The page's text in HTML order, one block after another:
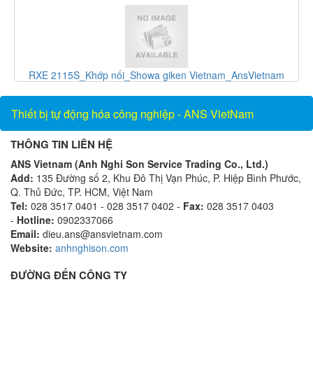
F-1100-10-E5-1221_Thiết bị đo lưu lượng_ONICON
Thiết bị tự động hóa công nghiệp - ANS VietNam
THÔNG TIN LIÊN HỆ
ANS Vietnam (Anh Nghi Son Service Trading Co., Ltd.)
Add: 135 Đường số 2, Khu Đô Thị Vạn Phúc, P. Hiệp Bình Phước,
Q. Thủ Đức, TP. HCM, Việt Nam
Tel: 028 3517 0401 - 028 3517 0402 - Fax: 028 3517 0403
- Hotline: 0902337066
Email: dieu.ans@ansvietnam.com
Website: anhnghison.com
ĐƯỜNG ĐẾN CÔNG TY